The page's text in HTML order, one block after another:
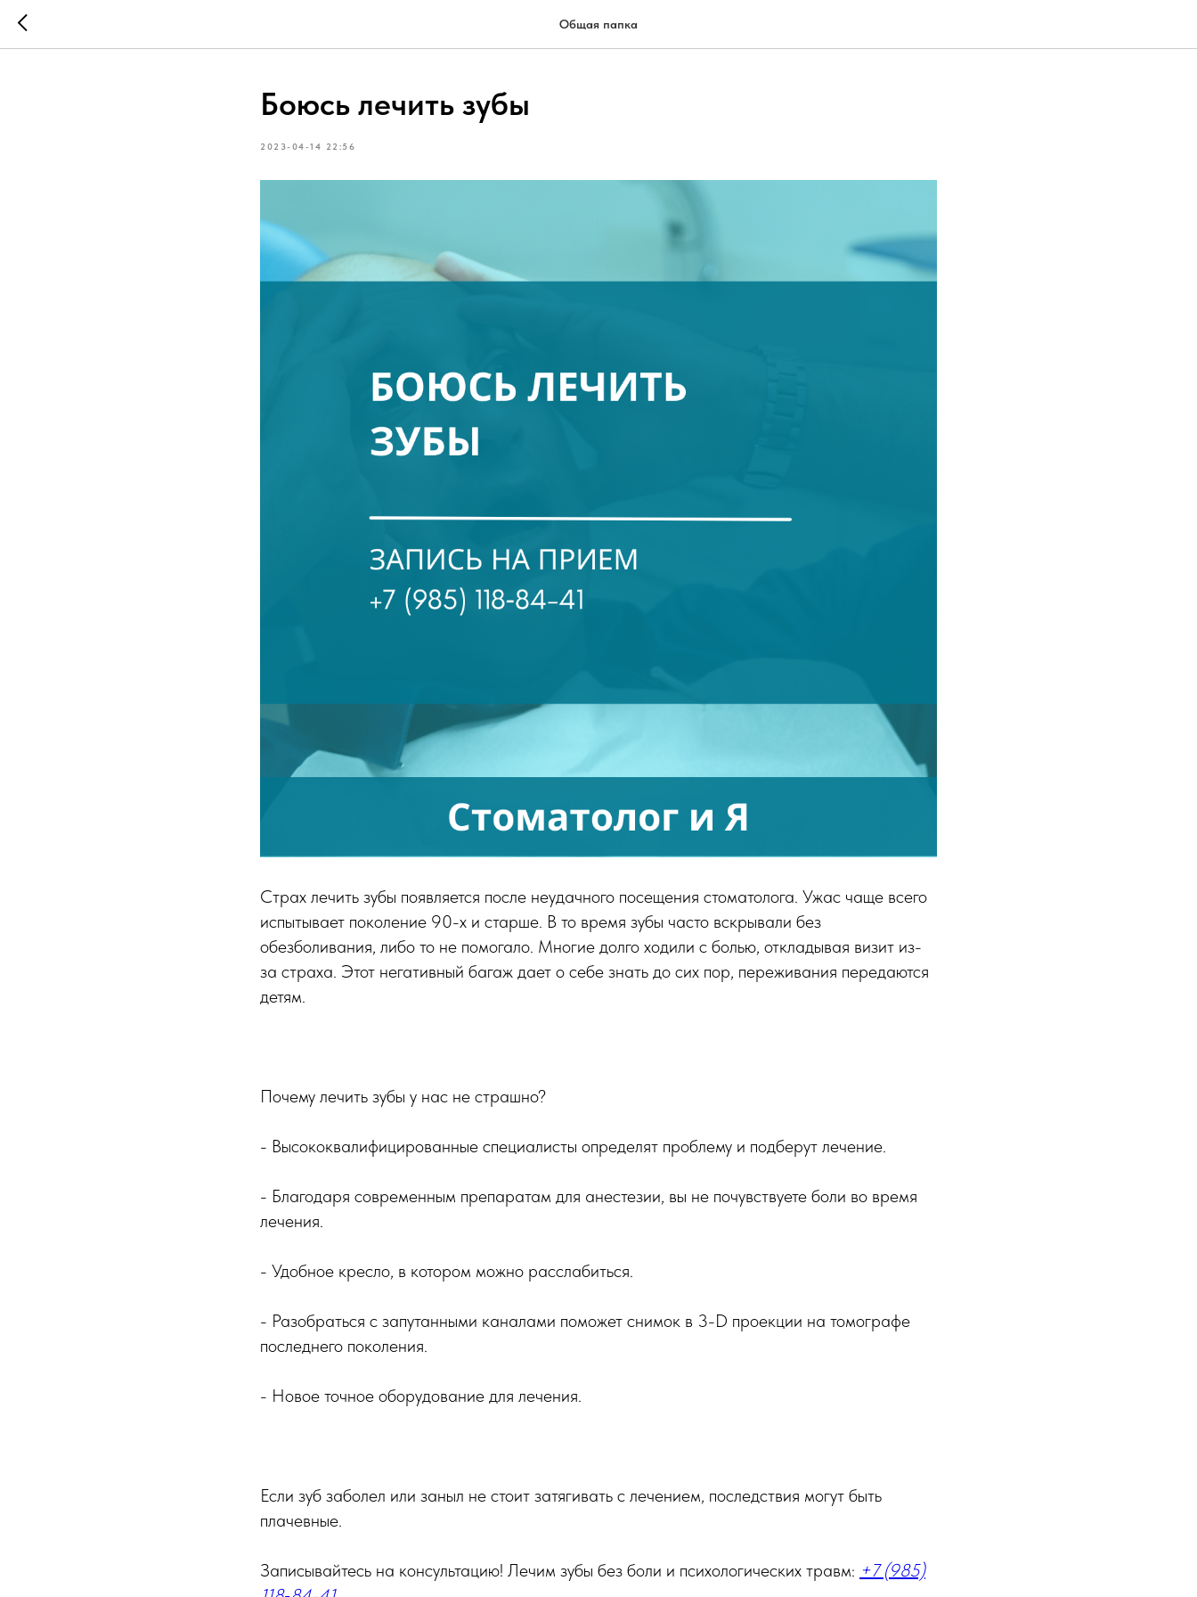
Общая папка
Боюсь лечить зубы
2023-04-14 22:56
Страх лечить зубы появляется после неудачного посещения стоматолога. Ужас чаще всего
испытывает поколение 90-х и старше. В то время зубы часто вскрывали без
обезболивания, либо то не помогало. Многие долго ходили с болью, откладывая визит из-
за страха. Этот негативный багаж дает о себе знать до сих пор, переживания передаются
детям.
Почему лечить зубы у нас не страшно?
- Высококвалифицированные специалисты определят проблему и подберут лечение.
- Благодаря современным препаратам для анестезии, вы не почувствуете боли во время
лечения.
- Удобное кресло, в котором можно расслабиться.
- Разобраться с запутанными каналами поможет снимок в 3-D проекции на томографе
последнего поколения.
- Новое точное оборудование для лечения.
Если зуб заболел или заныл не стоит затягивать с лечением, последствия могут быть
плачевные.
Записывайтесь на консультацию! Лечим зубы без боли и психологических травм: +7 (985)